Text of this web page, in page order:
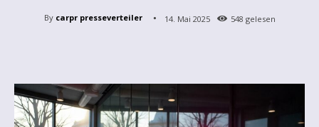
By carpr presseverteiler 14. Mai 2025 548 gelesen